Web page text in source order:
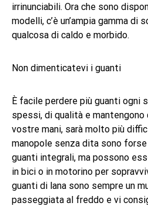
irrinunciabili. Ora che sono
modelli, c’è un’ampia gamma di
qualcosa di caldo e morbido.
Non dimenticatevi i guanti
È facile perdere più guanti ogni
spessi, di qualità e
vostre mani, sarà molto più
manopole senza dita sono
guanti integrali, ma possono
in bici o in motorino per
guanti di lana sono sempre un
passeggiata al freddo e vi